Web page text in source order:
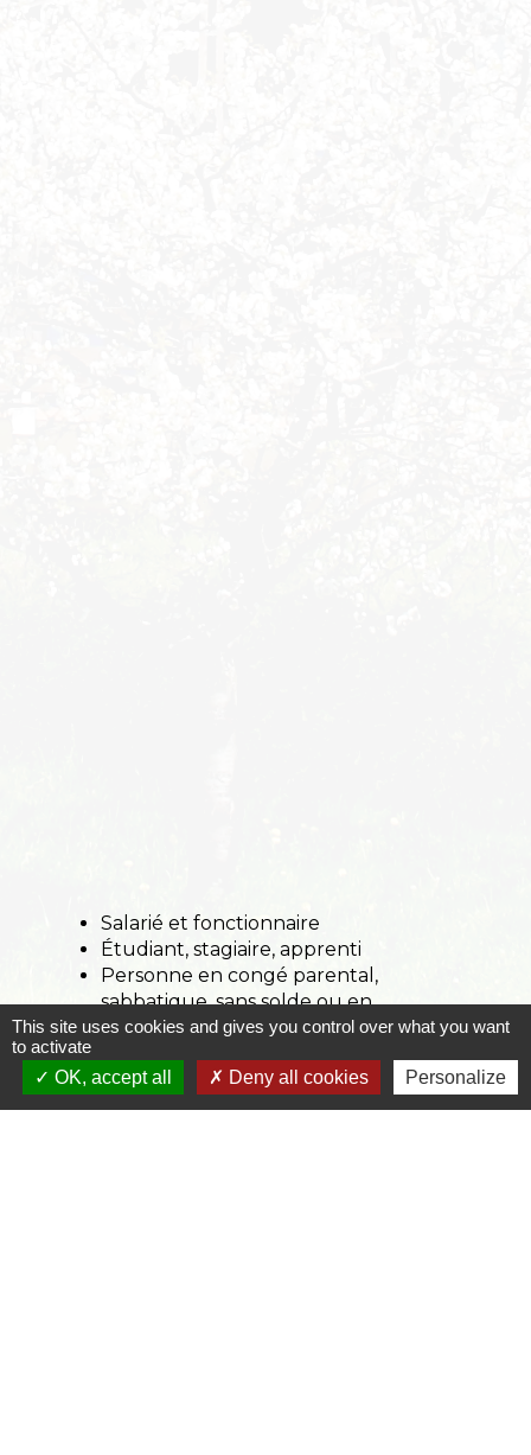
Salarié et fonctionnaire
Étudiant, stagiaire, apprenti
Personne en congé parental,
sabbatique, sans solde ou en
disponibilité
This site uses cookies and gives you control over what you want
to activate
OK, accept all
Deny all cookies Personalize